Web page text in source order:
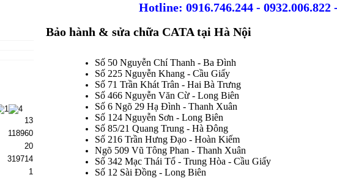
13
118960
20
319714
1
Hotline: 0916.746.244 - 0932.006.822
Bảo hành & sửa chữa CATA tại Hà Nội
Số 50 Nguyễn Chí Thanh - Ba Đình
Số 225 Nguyễn Khang - Cầu Giấy
Số 71 Trần Khát Trân - Hai Bà Trưng
Số 466 Nguyễn Văn Cừ - Long Biên
Số 6 Ngõ 29 Hạ Đình - Thanh Xuân
Số 124 Nguyễn Sơn - Long Biên
Số 85/21 Quang Trung - Hà Đông
Số 216 Trần Hưng Đạo - Hoàn Kiếm
Ngõ 509 Vũ Tông Phan - Thanh Xuân
Số 342 Mạc Thái Tổ - Trung Hòa - Cầu Giấy
Số 12 Sài Đồng - Long Biên